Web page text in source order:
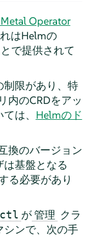
Operator
はHelmの
で提供されて
制限があり、特
内のCRDをアッ
は、 Helmのド
換のバージョン
基盤となる
る必要があり
が 管理 クラ
シンで、次の手